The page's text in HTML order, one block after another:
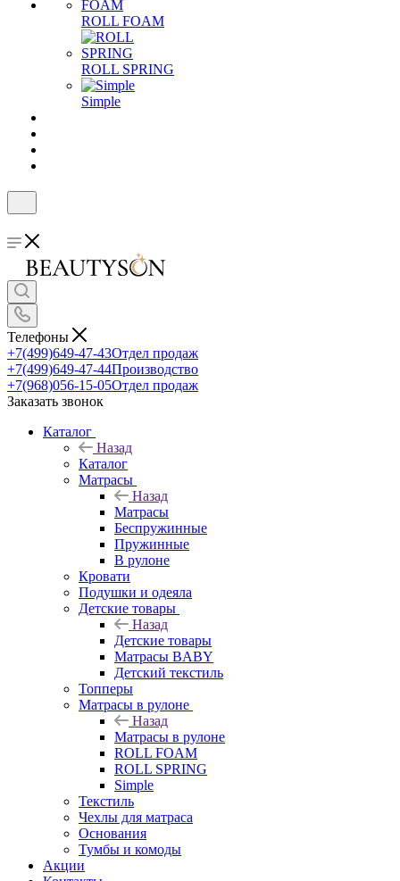
ROLL FOAM
ROLL SPRING
Simple
Телефоны
+7(499)649-47-43Отдел продаж
+7(499)649-47-44Производство
+7(968)056-15-05Отдел продаж
Заказать звонок
Каталог
Назад
Каталог
Матрасы
Назад
Матрасы
Беспружинные
Пружинные
В рулоне
Кровати
Подушки и одеяла
Детские товары
Назад
Детские товары
Матрасы BABY
Детский текстиль
Топперы
Матрасы в рулоне
Назад
Матрасы в рулоне
ROLL FOAM
ROLL SPRING
Simple
Текстиль
Чехлы для матраса
Основания
Тумбы и комоды
Акции